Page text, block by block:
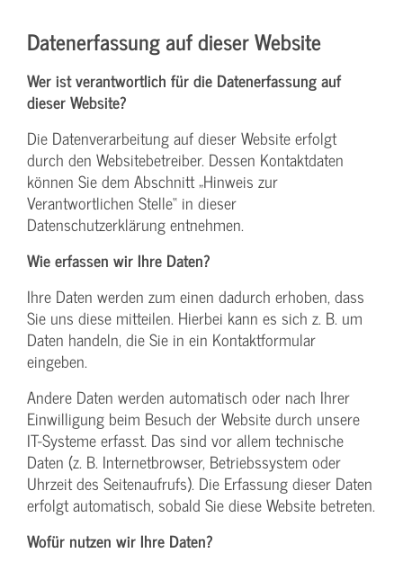
Datenerfassung auf dieser Website
Wer ist verantwortlich für die Datenerfassung auf
dieser Website?
Die Datenverarbeitung auf dieser Website erfolgt
durch den Websitebetreiber. Dessen Kontaktdaten
können Sie dem Abschnitt „Hinweis zur
Verantwortlichen Stelle“ in dieser
Datenschutzerklärung entnehmen.
Wie erfassen wir Ihre Daten?
Ihre Daten werden zum einen dadurch erhoben, dass
Sie uns diese mitteilen. Hierbei kann es sich z. B. um
Daten handeln, die Sie in ein Kontaktformular
eingeben.
Andere Daten werden automatisch oder nach Ihrer
Einwilligung beim Besuch der Website durch unsere
IT-Systeme erfasst. Das sind vor allem technische
Daten (z. B. Internetbrowser, Betriebssystem oder
Uhrzeit des Seitenaufrufs). Die Erfassung dieser Daten
erfolgt automatisch, sobald Sie diese Website betreten.
Wofür nutzen wir Ihre Daten?